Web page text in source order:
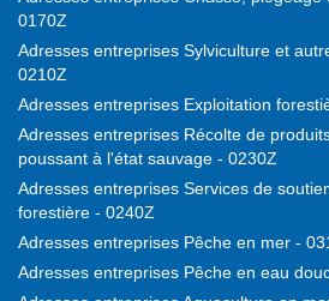
0170Z
Adresses entreprises Sylviculture et
0210Z
Adresses entreprises Exploitation
Adresses entreprises Récolte de
poussant à l'état sauvage - 0230Z
Adresses entreprises Services de
forestière - 0240Z
Adresses entreprises Pêche en mer -
Adresses entreprises Pêche en eau